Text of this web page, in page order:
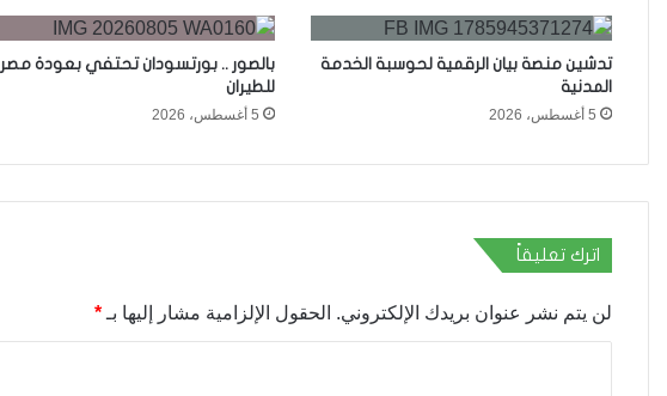
تدشين منصة بيان الرقمية لحوسبة الخدمة
المدنية
5 أغسطس، 2026
بالصور .. بورتسودان تحتفي بعودة مصر
للطيران
5 أغسطس، 2026
اترك تعليقاً
لن يتم نشر عنوان بريدك الإلكتروني. الحقول الإلزامية مشار إليها بـ *